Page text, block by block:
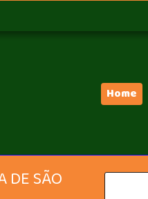
Home
DE SÃO